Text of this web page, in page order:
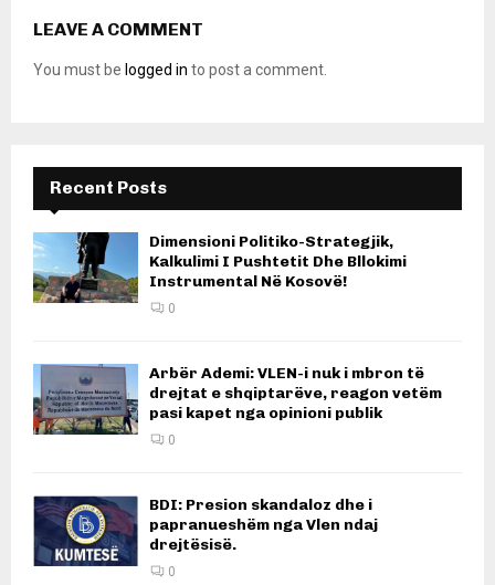
LEAVE A COMMENT
You must be logged in to post a comment.
Recent Posts
Dimensioni Politiko-Strategjik,
Kalkulimi I Pushtetit Dhe Bllokimi
Instrumental Në Kosovë!
0
Arbër Ademi: VLEN-i nuk i mbron të
drejtat e shqiptarëve, reagon vetëm
pasi kapet nga opinioni publik
0
BDI: Presion skandaloz dhe i
papranueshëm nga Vlen ndaj
drejtësisë.
0